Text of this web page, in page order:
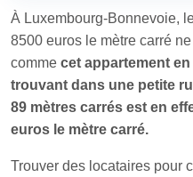
À Luxembourg-Bonnevoie,
8500 euros le mètre carré
comme cet appartement
trouvant dans une petite
89 mètres carrés est en
euros le mètre carré.
Trouver des locataires pour